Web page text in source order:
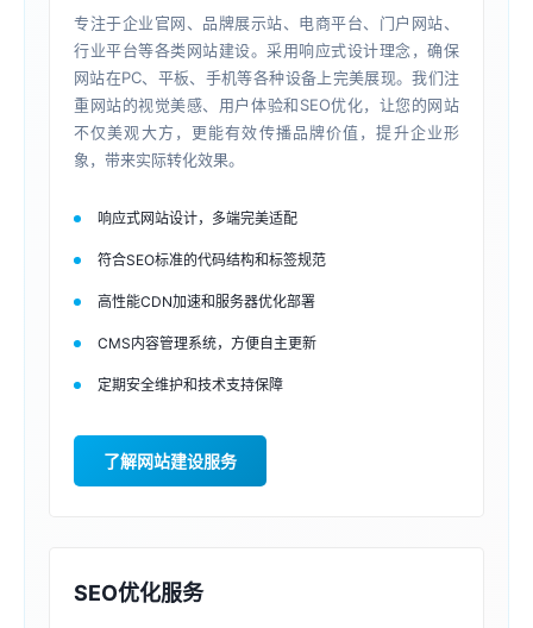
专注于企业官网、品牌展示站、电商平台、门户网站、
行业平台等各类网站建设。采用响应式设计理念，确保
网站在PC、平板、手机等各种设备上完美展现。我们注
重网站的视觉美感、用户体验和SEO优化，让您的网站
不仅美观大方，更能有效传播品牌价值，提升企业形
象，带来实际转化效果。
响应式网站设计，多端完美适配
符合SEO标准的代码结构和标签规范
高性能CDN加速和服务器优化部署
CMS内容管理系统，方便自主更新
定期安全维护和技术支持保障
了解网站建设服务
SEO优化服务